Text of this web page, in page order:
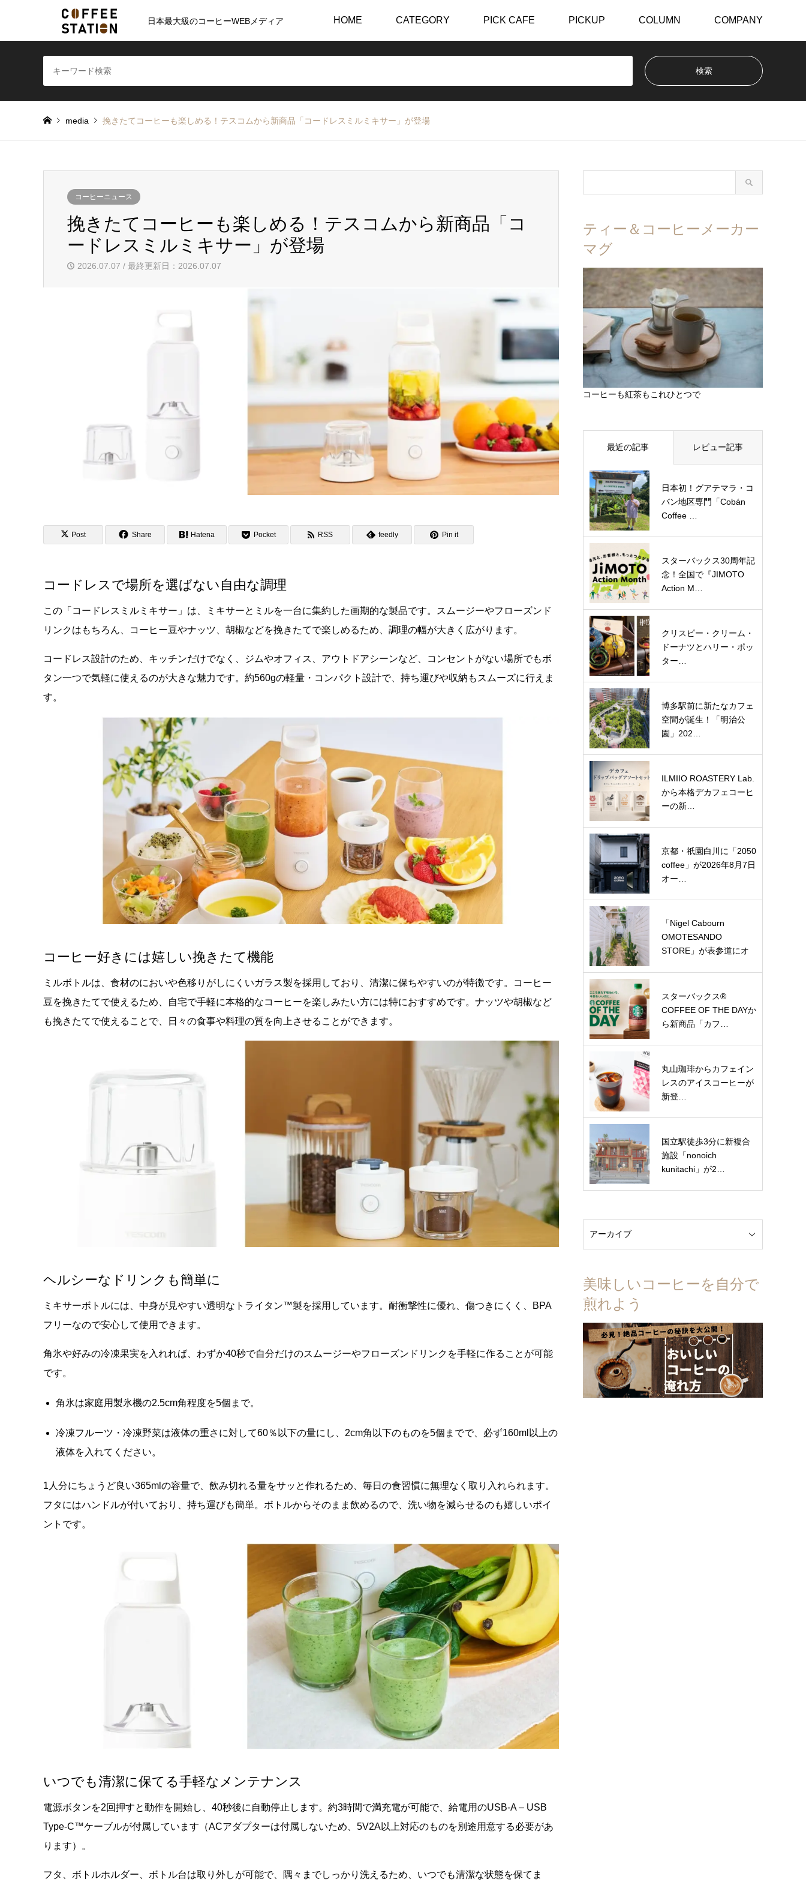
日本最大級のコーヒーWEBメディア HOME CATEGORY PICK CAFE PICKUP COLUMN COMPANY
media 挽きたてコーヒーも楽しめる！テスコムから新商品「コードレスミルミキサー」が登場
コーヒーニュース
挽きたてコーヒーも楽しめる！テスコムから新商品「コ
ードレスミルミキサー」が登場
2026.07.07 / 最終更新日：2026.07.07
Post Share Hatena Pocket RSS feedly Pin it
コードレスで場所を選ばない自由な調理
この「コードレスミルミキサー」は、ミキサーとミルを一台に集約した画期的な製品です。スムージーやフローズンド
リンクはもちろん、コーヒー豆やナッツ、胡椒などを挽きたてで楽しめるため、調理の幅が大きく広がります。
コードレス設計のため、キッチンだけでなく、ジムやオフィス、アウトドアシーンなど、コンセントがない場所でもボ
タン一つで気軽に使えるのが大きな魅力です。約560gの軽量・コンパクト設計で、持ち運びや収納もスムーズに行えま
す。
コーヒー好きには嬉しい挽きたて機能
ミルボトルは、食材のにおいや色移りがしにくいガラス製を採用しており、清潔に保ちやすいのが特徴です。コーヒー
豆を挽きたてで使えるため、自宅で手軽に本格的なコーヒーを楽しみたい方には特におすすめです。ナッツや胡椒など
も挽きたてで使えることで、日々の食事や料理の質を向上させることができます。
ヘルシーなドリンクも簡単に
ミキサーボトルには、中身が見やすい透明なトライタン™製を採用しています。耐衝撃性に優れ、傷つきにくく、BPA
フリーなので安心して使用できます。
角氷や好みの冷凍果実を入れれば、わずか40秒で自分だけのスムージーやフローズンドリンクを手軽に作ることが可能
です。
角氷は家庭用製氷機の2.5cm角程度を5個まで。
冷凍フルーツ・冷凍野菜は液体の重さに対して60％以下の量にし、2cm角以下のものを5個までで、必ず160ml以上の
液体を入れてください。
1人分にちょうど良い365mlの容量で、飲み切れる量をサッと作れるため、毎日の食習慣に無理なく取り入れられます。
フタにはハンドルが付いており、持ち運びも簡単。ボトルからそのまま飲めるので、洗い物を減らせるのも嬉しいポイ
ントです。
いつでも清潔に保てる手軽なメンテナンス
電源ボタンを2回押すと動作を開始し、40秒後に自動停止します。約3時間で満充電が可能で、給電用のUSB-A – USB
Type-C™ケーブルが付属しています（ACアダプターは付属しないため、5V2A以上対応のものを別途用意する必要があ
ります）。
フタ、ボトルホルダー、ボトル台は取り外しが可能で、隅々までしっかり洗えるため、いつでも清潔な状態を保てま
ティー＆コーヒーメーカー
マグ
コーヒーも紅茶もこれひとつで
最近の記事 レビュー記事
日本初！グアテマラ・コ
バン地区専門「Cobán
Coffee …
スターバックス30周年記
念！全国で『JIMOTO
Action M…
クリスピー・クリーム・
ドーナツとハリー・ポッ
ター…
博多駅前に新たなカフェ
空間が誕生！「明治公
園」202…
ILMIIO ROASTERY Lab.
から本格デカフェコーヒ
ーの新…
京都・祇園白川に「2050
coffee」が2026年8月7日
オー…
「Nigel Cabourn
OMOTESANDO
STORE」が表参道にオ
スターバックス®
COFFEE OF THE DAYか
ら新商品「カフ…
丸山珈琲からカフェイン
レスのアイスコーヒーが
新登…
国立駅徒歩3分に新複合
施設「nonoich
kunitachi」が2…
美味しいコーヒーを自分で
煎れよう